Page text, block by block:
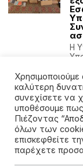
by
©2026 - All
καλύτερη
συνεχίσετε να
υποθέσουμε πως
Πιέζοντας
όλων των
επισκεφθείτε
παρέχετε
Η
σε